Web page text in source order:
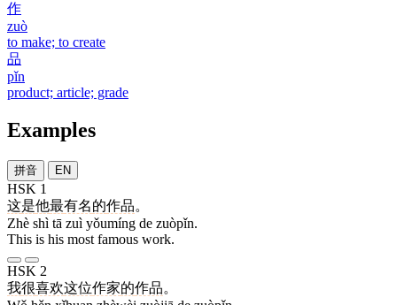
作
zuò
to make; to create
品
pǐn
product; article; grade
Examples
拼音 EN
HSK 1
这是他最有名的作品。
Zhè shì tā zuì yǒumíng de zuòpǐn.
This is his most famous work.
HSK 2
我很喜欢这位作家的作品。